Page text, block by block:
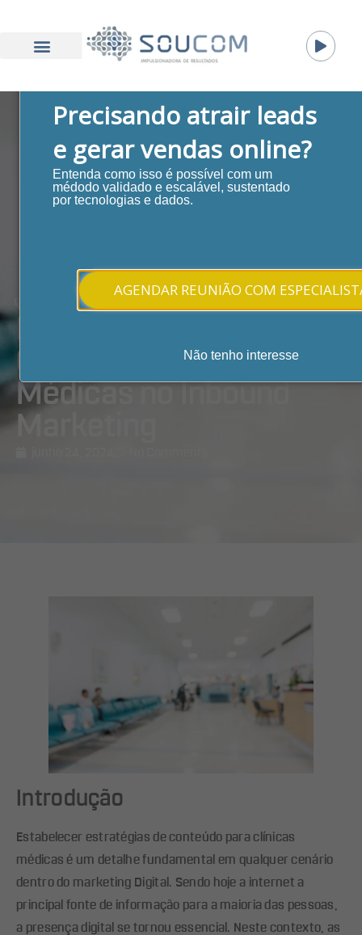
Precisando atrair leads
e gerar vendas online?
Entenda como isso é possível com um
médodo validado e escalável, sustentado
por tecnologias e dados.
AGENDAR REUNIÃO COM
Não tenho interesse
Inbound Marketing
Conteúdo para Clínicas
Médicas no Inbound
Marketing
Introdução
Estabelecer estratégias de conteúdo para clínicas
médicas é um detalhe fundamental em qualquer cenário
dentro do marketing Digital. Sendo hoje a internet a
principal fonte de informação para a maioria das pessoas,
a presença digital se tornou essencial. Neste contexto, as